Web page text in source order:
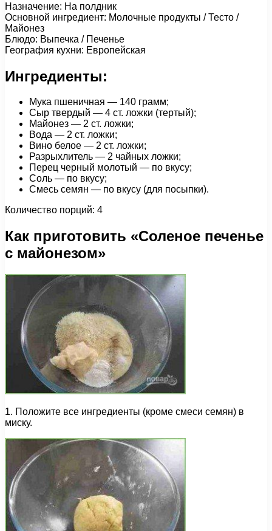
Назначение: На полдник
Основной ингредиент: Молочные продукты / Тесто /
Майонез
Блюдо: Выпечка / Печенье
География кухни: Европейская
Ингредиенты:
Мука пшеничная — 140 грамм;
Сыр твердый — 4 ст. ложки (тертый);
Майонез — 2 ст. ложки;
Вода — 2 ст. ложки;
Вино белое — 2 ст. ложки;
Разрыхлитель — 2 чайных ложки;
Перец черный молотый — по вкусу;
Соль — по вкусу;
Смесь семян — по вкусу (для посыпки).
Количество порций: 4
Как приготовить «Соленое печенье
с майонезом»
1. Положите все ингредиенты (кроме смеси семян) в
миску.